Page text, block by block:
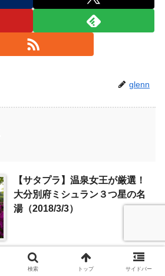
glenn
【サタプラ】温泉女王が厳選！
大分別府ミシュラン３つ星の名
湯（2018/3/3）
検索 トップ サイドバー